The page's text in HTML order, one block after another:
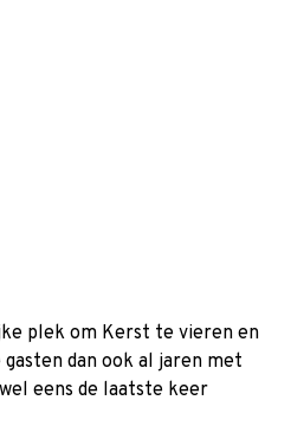
plek om Kerst te vieren en
dan ook al jaren met
eens de laatste keer